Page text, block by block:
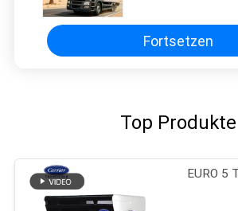
Preis
Fortsetzen
Top Produkte
EURO 5